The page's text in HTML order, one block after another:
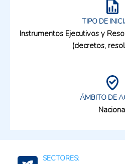
TIPO DE
Instrumentos Ejecutivos y
(decretos,
ÁMBITO DE
SECTORES: